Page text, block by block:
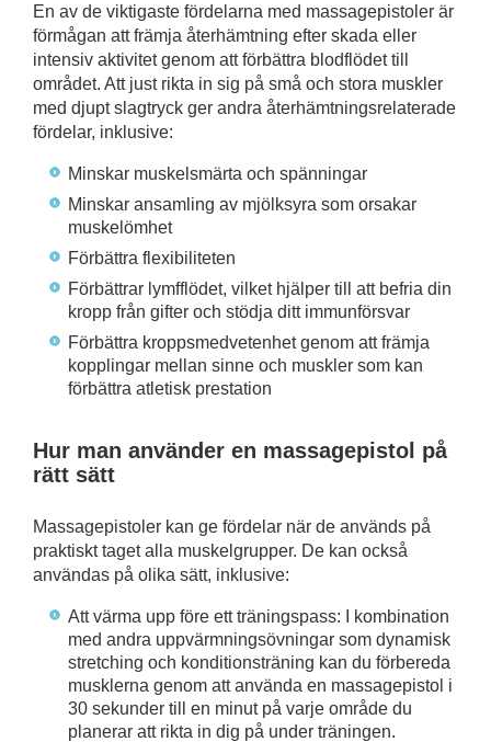
En av de viktigaste fördelarna med massagepistoler är
förmågan att främja återhämtning efter skada eller
intensiv aktivitet genom att förbättra blodflödet till
området. Att just rikta in sig på små och stora muskler
med djupt slagtryck ger andra återhämtningsrelaterade
fördelar, inklusive:
Minskar muskelsmärta och spänningar
Minskar ansamling av mjölksyra som orsakar
muskelömhet
Förbättra flexibiliteten
Förbättrar lymfflödet, vilket hjälper till att befria din
kropp från gifter och stödja ditt immunförsvar
Förbättra kroppsmedvetenhet genom att främja
kopplingar mellan sinne och muskler som kan
förbättra atletisk prestation
Hur man använder en massagepistol på
rätt sätt
Massagepistoler kan ge fördelar när de används på
praktiskt taget alla muskelgrupper. De kan också
användas på olika sätt, inklusive:
Att värma upp före ett träningspass: I kombination
med andra uppvärmningsövningar som dynamisk
stretching och konditionsträning kan du förbereda
musklerna genom att använda en massagepistol i
30 sekunder till en minut på varje område du
planerar att rikta in dig på under träningen.